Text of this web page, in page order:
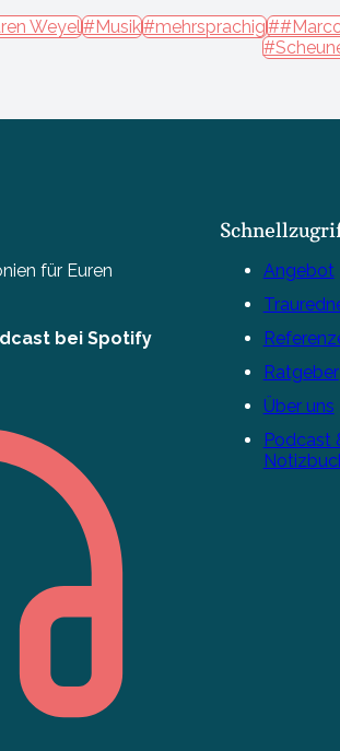
Weyel#Musik#mehrsprachig
für Euren
bei Spotify
Angebot
Ratgeber
Über uns
Podcast